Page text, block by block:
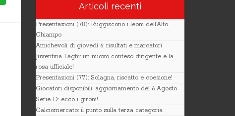
Articoli recenti
Presentazioni (78): Ruggiscono i leoni dell’Alto
Chiampo
Amichevoli di giovedì 6: risultati e marcatori
Juventina Laghi: un nuovo conteso dirigente e la
rosa ufficiale!
Presentazioni (77): Solagna, riscatto e coesione!
Giocatori disponibili: aggiornamento del 6 Agosto
Serie D: ecco i gironi!
Calciomercato: il punto sulla terza categoria